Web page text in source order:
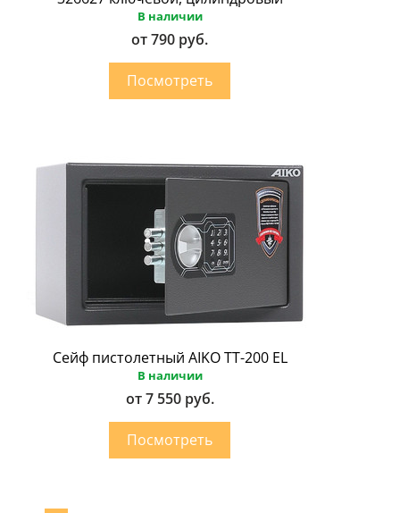
В наличии
от 790 руб.
Сейф пистолетный AIKO ТТ-200 EL
В наличии
от 7 550 руб.